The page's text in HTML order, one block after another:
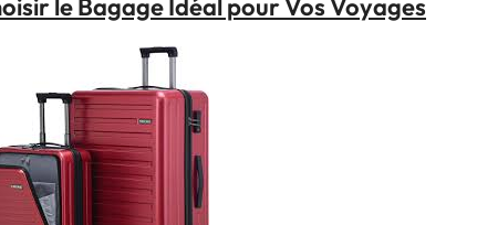
Femme
Pratiques,
Élégants
et
Indispensables"
le Bagage Idéal pour Vos Voyages